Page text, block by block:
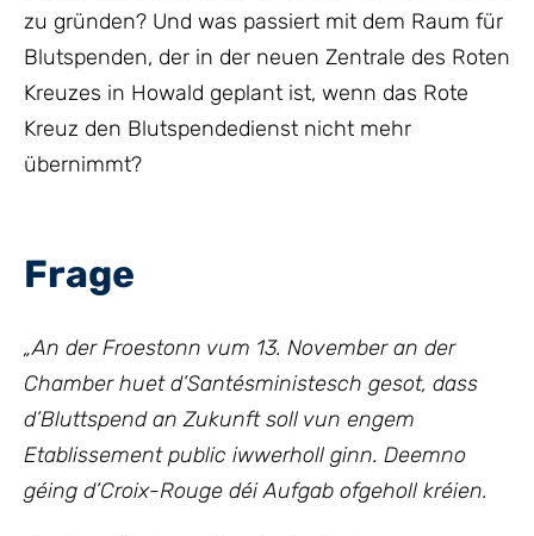
zu gründen? Und was passiert mit dem Raum für
Blutspenden, der in der neuen Zentrale des Roten
Kreuzes in Howald geplant ist, wenn das Rote
Kreuz den Blutspendedienst nicht mehr
übernimmt?
Frage
„An der Froestonn vum 13. November an der
Chamber huet d’Santésministesch gesot, dass
d’Bluttspend an Zukunft soll vun engem
Etablissement public iwwerholl ginn. Deemno
géing d’Croix-Rouge déi Aufgab ofgeholl kréien.